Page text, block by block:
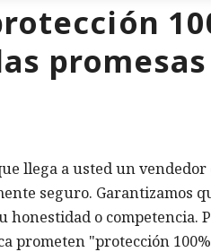
llega a usted un
seguro. Garantizamos
honestidad o competencia.
prometen "protección